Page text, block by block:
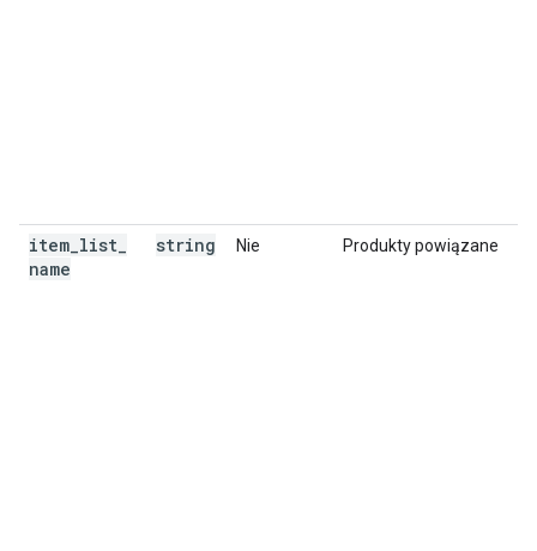
item list
name
string Nie Produkty powiązane